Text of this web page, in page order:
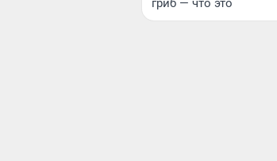
гриб — что это